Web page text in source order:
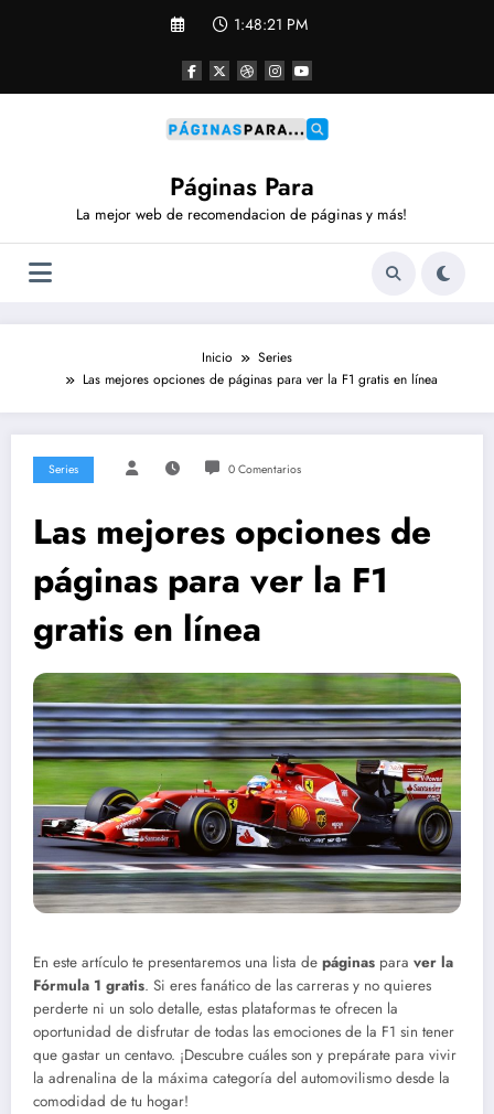
1:48:21 PM
Páginas Para
La mejor web de recomendacion de páginas y más!
Inicio
Series
Las mejores opciones de páginas para ver la F1 gratis en línea
Series 0 Comentarios
Las mejores opciones de
páginas para ver la F1
gratis en línea
En este artículo te presentaremos una lista de páginas para ver la
Fórmula 1 gratis. Si eres fanático de las carreras y no quieres
perderte ni un solo detalle, estas plataformas te ofrecen la
oportunidad de disfrutar de todas las emociones de la F1 sin tener
que gastar un centavo. ¡Descubre cuáles son y prepárate para vivir
la adrenalina de la máxima categoría del automovilismo desde la
comodidad de tu hogar!